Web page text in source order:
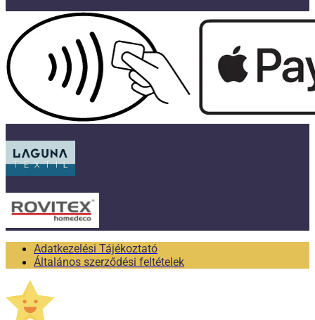
Adatkezelési Tájékoztató
Általános szerződési feltételek